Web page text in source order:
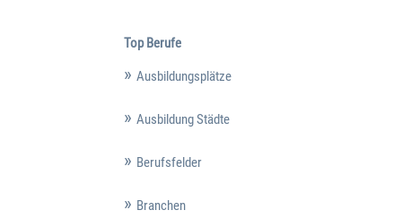
Top Berufe
Ausbildungsplätze
Ausbildung Städte
Berufsfelder
Branchen